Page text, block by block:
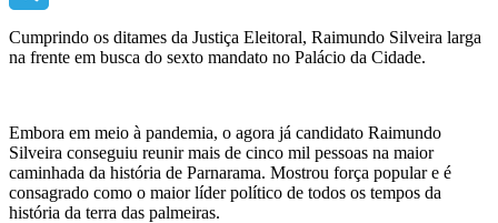
Telegram
Cumprindo os ditames da Justiça Eleitoral, Raimundo Silveira larga
na frente em busca do sexto mandato no Palácio da Cidade.
Embora em meio à pandemia, o agora já candidato Raimundo
Silveira conseguiu reunir mais de cinco mil pessoas na maior
caminhada da história de Parnarama. Mostrou força popular e é
consagrado como o maior líder político de todos os tempos da
história da terra das palmeiras.